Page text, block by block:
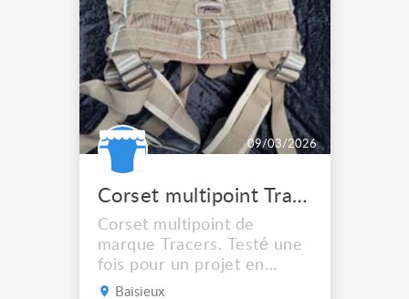
09/03/2026
Corset multipoint Tracers Flying harness NEUF
Corset multipoint de
marque Tracers. Testé une
fois pour un projet en
urgence.....annulé ensuite !
Baisieux